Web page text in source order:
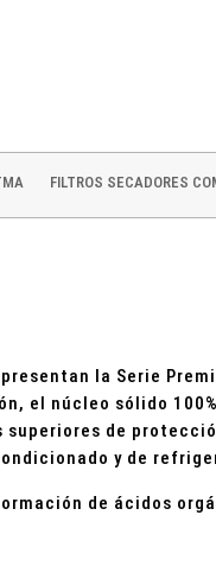
FILTROS SECADORES
la Serie
el núcleo sólido
de
y de
de ácidos